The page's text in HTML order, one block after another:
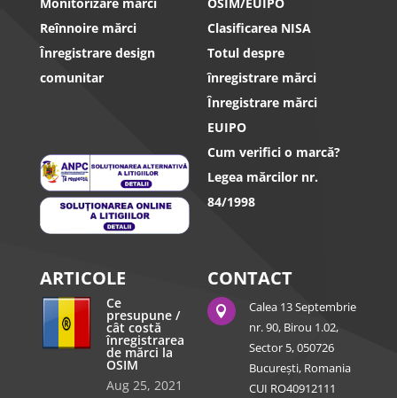
Monitorizare mărci
Reînnoire mărci
Înregistrare design
comunitar
OSIM/EUIPO
Clasificarea NISA
Totul despre
înregistrare mărci
Înregistrare mărci
EUIPO
Cum verifici o marcă?
Legea mărcilor nr.
84/1998
ARTICOLE
Ce
presupune /
cât costă
înregistrarea
de mărci la
OSIM
Aug 25, 2021
CONTACT

Calea 13 Septembrie
nr. 90, Birou 1.02,
Sector 5, 050726
București, Romania
CUI RO40912111